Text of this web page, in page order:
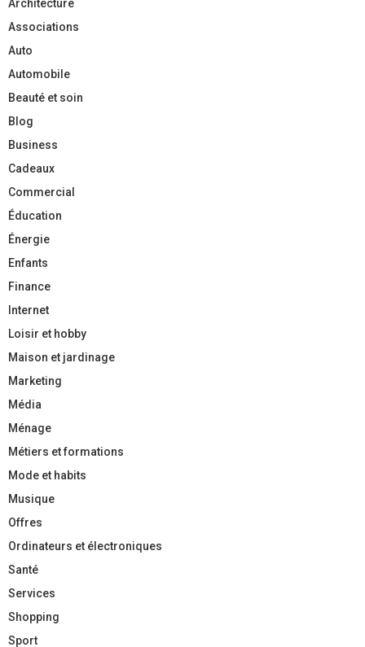
Architecture
Associations
Auto
Automobile
Beauté et soin
Blog
Business
Cadeaux
Commercial
Éducation
Énergie
Enfants
Finance
Internet
Loisir et hobby
Maison et jardinage
Marketing
Média
Ménage
Métiers et formations
Mode et habits
Musique
Offres
Ordinateurs et électroniques
Santé
Services
Shopping
Sport